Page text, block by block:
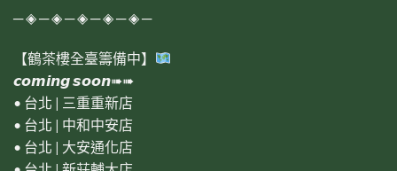
─ ◈ ─ ◈ ─ ◈ ─ ◈ ─ ◈ ─
【鶴茶樓全臺籌備中】
𝙘𝙤𝙢𝙞𝙣𝙜 𝙨𝙤𝙤𝙣➠➠
• 台北 | 三重重新店
• 台北 | 中和中安店
• 台北 | 大安通化店